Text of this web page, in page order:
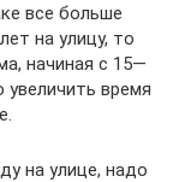
все больше
на улицу, то
начиная с 15—
время
на улице, надо